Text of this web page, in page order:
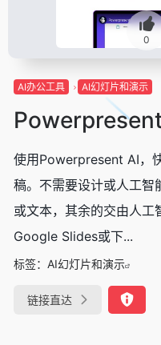
0
AI办公工具 AI幻灯片和演示
使用Powerpresent AI，
稿。不需要设计或人工智
或文本，其余的交由人工
Google Slides或下...
标签： AI幻灯片和演示
链接直达